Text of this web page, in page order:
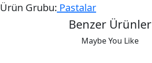
Ürün Grubu: Pastalar
Benzer Ürünler
Maybe You Like